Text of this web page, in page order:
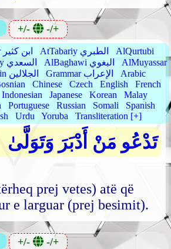
+/- -/+
IbnKathir ابن كثير AtTabariy الطبري
AlQurtubi
AsSaadiyy السعدي AlBaghawi البغوي
AlMuyassar
AlJalalain الجلالين Grammar الإعراب
Arabic
Chinese Czech English
French
Indonesian Japanese Korean
Malay
Portuguese Russian Somali
Spanish
Urdu Yoruba Transliteration [+]
تَدْعُو مَنْ أَدْبَرَ وَتَوَلَّىٰ
prej vetes) atë që
e larguar (prej besimit).
+/- -/+